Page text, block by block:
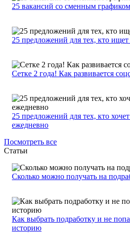
25 вакансий со сменным графиком
25 предложений для тех, кто ищет
Сетке 2 года! Как развивается
25 предложений для тех, кто
ежедневно
Посмотреть все
Статьи
Сколько можно получать на
Как выбрать подработку и не
историю